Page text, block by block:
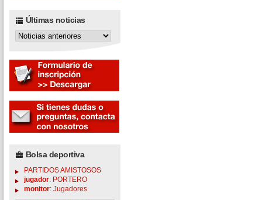
Últimas noticias
Bolsa deportiva
PARTIDOS AMISTOSOS
jugador: PORTERO
monitor: Jugadores